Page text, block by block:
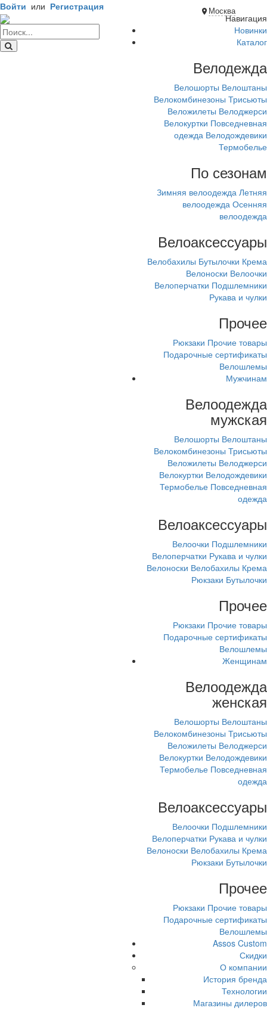
Москва
Войти или Регистрация
Навигация
Новинки
Каталог
Велодежда
Велошорты Велоштаны
Велокомбинезоны Трисьюты
Веложилеты Велоджерси
Велокуртки Повседневная
одежда Велодождевики
Термобелье
По сезонам
Зимняя велоодежда Летняя
велоодежда Осенняя
велоодежда
Велоаксессуары
Велобахилы Бутылочки Крема
Велоноски Велоочки
Велоперчатки Подшлемники
Рукава и чулки
Прочее
Рюкзаки Прочие товары
Подарочные сертификаты
Велошлемы
Мужчинам
Велоодежда
мужская
Велошорты Велоштаны
Велокомбинезоны Трисьюты
Веложилеты Велоджерси
Велокуртки Велодождевики
Термобелье Повседневная
одежда
Велоаксессуары
Велоочки Подшлемники
Велоперчатки Рукава и чулки
Велоноски Велобахилы Крема
Рюкзаки Бутылочки
Прочее
Рюкзаки Прочие товары
Подарочные сертификаты
Велошлемы
Женщинам
Велоодежда
женская
Велошорты Велоштаны
Велокомбинезоны Трисьюты
Веложилеты Велоджерси
Велокуртки Велодождевики
Термобелье Повседневная
одежда
Велоаксессуары
Велоочки Подшлемники
Велоперчатки Рукава и чулки
Велоноски Велобахилы Крема
Рюкзаки Бутылочки
Прочее
Рюкзаки Прочие товары
Подарочные сертификаты
Велошлемы
Assos Custom
Скидки
О компании
История бренда
Технологии
Магазины дилеров